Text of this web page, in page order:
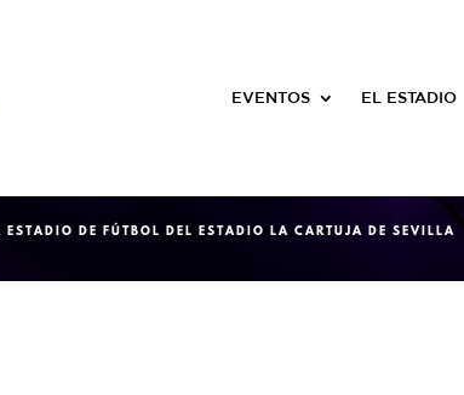
EVENTOS EL ESTADIO
DE FÚTBOL DEL ESTADIO LA CARTUJA DE SEVILLA